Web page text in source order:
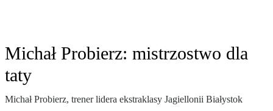
Michał Probierz: mistrzostwo dla
taty
Michał Probierz, trener lidera ekstraklasy Jagiellonii Białystok